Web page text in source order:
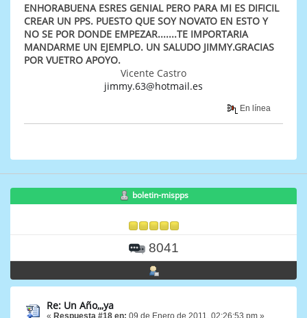
ENHORABUENA ESRES GENIAL PERO PARA MI ES DIFICIL
CREAR UN PPS. PUESTO QUE SOY NOVATO EN ESTO Y
NO SE POR DONDE EMPEZAR.......TE IMPORTARIA
MANDARME UN EJEMPLO. UN SALUDO JIMMY.GRACIAS
POR VUETRO APOYO.
Vicente Castro
jimmy.63@hotmail.es
En línea
boletin-mispps
8041
Re: Un Año,,,ya
« Respuesta #18 en: 09 de Enero de 2011, 02:26:53 pm »